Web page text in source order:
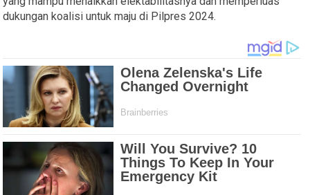
dukungan koalisi untuk maju di Pilpres 2024.